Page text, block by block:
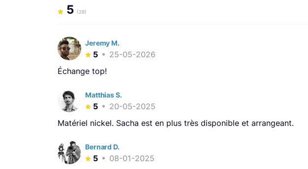
5 (28)
Jeremy M.
5
25-05-2026
Échange top!
Matthias S.
5
20-05-2025
Matériel nickel. Sacha est en plus très disponible et arrangeant.
Bernard D.
5
08-01-2025